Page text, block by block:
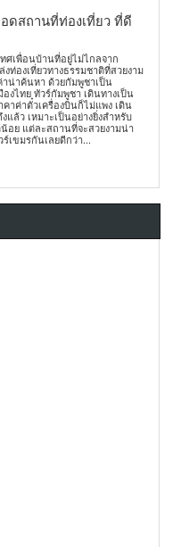
ดสถานที่ท่องเที่ยว ที่ดี
ศเพื่อนบ้านที่อยู่ไม่ไกลจาก
ท่องเที่ยวทางธรรมชาติที่สวยงาม
น่าค้นหา ด้วยกัมพูชาเป็น
งไทย ทัวร์กัมพูชา เดินทางเป็น
คาค่าตั๋วเครื่องบินก็ไม่แพง เดิน
แล้ว เหมาะเป็นอย่างยิ่งสำหรับ
อย แต่ละสถานที่จะสวยงามน่า
เขมรกันเลยดีกว่า...